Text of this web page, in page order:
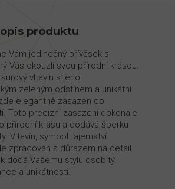
produktu
Vám jedinečný přívěsek s
Vás okouzlí svou přírodní krásou.
vltavín s jeho
zeleným odstínem a unikátní
elegantně zasazen do
Toto precizní zasazení dokonale
přírodní krásu a dodává šperku
Vltavín, symbol tajemství
zpracován s důrazem na detail.
dodá Vašemu stylu osobitý
a unikátnosti.